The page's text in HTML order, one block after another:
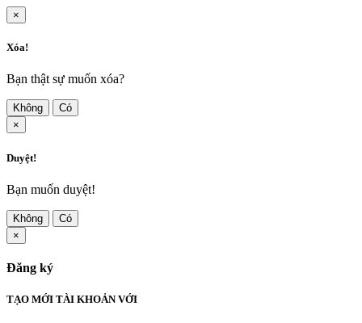
×
Xóa!
Bạn thật sự muốn xóa?
Không
Có
×
Duyệt!
Bạn muốn duyệt!
Không
Có
×
Đăng ký
TẠO MỚI TÀI KHOẢN VỚI